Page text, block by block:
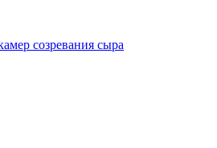
созревания сыра